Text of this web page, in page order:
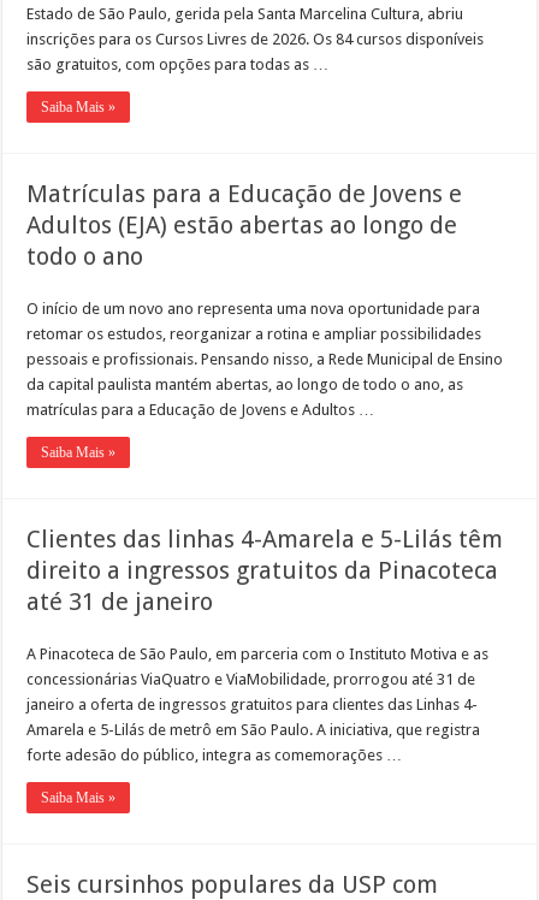
Estado de São Paulo, gerida pela Santa Marcelina Cultura, abriu
inscrições para os Cursos Livres de 2026. Os 84 cursos disponíveis
são gratuitos, com opções para todas as …
Saiba Mais »
Matrículas para a Educação de Jovens e
Adultos (EJA) estão abertas ao longo de
todo o ano
O início de um novo ano representa uma nova oportunidade para
retomar os estudos, reorganizar a rotina e ampliar possibilidades
pessoais e profissionais. Pensando nisso, a Rede Municipal de Ensino
da capital paulista mantém abertas, ao longo de todo o ano, as
matrículas para a Educação de Jovens e Adultos …
Saiba Mais »
Clientes das linhas 4-Amarela e 5-Lilás têm
direito a ingressos gratuitos da Pinacoteca
até 31 de janeiro
A Pinacoteca de São Paulo, em parceria com o Instituto Motiva e as
concessionárias ViaQuatro e ViaMobilidade, prorrogou até 31 de
janeiro a oferta de ingressos gratuitos para clientes das Linhas 4-
Amarela e 5-Lilás de metrô em São Paulo. A iniciativa, que registra
forte adesão do público, integra as comemorações …
Saiba Mais »
Seis cursinhos populares da USP com